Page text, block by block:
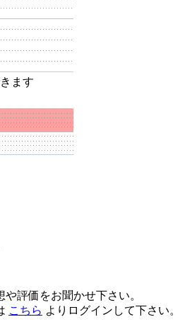
ます
や評価をお聞かせ下さい。
こちら よりログインして下さい。